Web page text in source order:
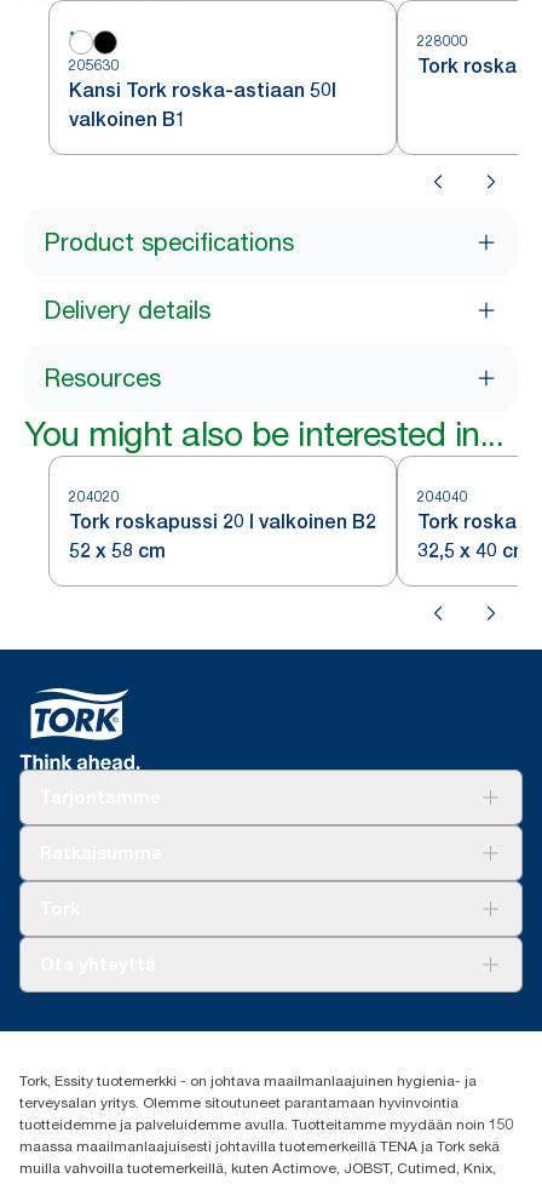
205630
Kansi Tork roska-astiaan 50l
valkoinen B1
228000
Tork roska-
Product specifications
Delivery details
Resources
You might also be interested in...
204020
Tork roskapussi 20 l valkoinen B2
52 x 58 cm
204040
Tork
32,5 x 40 cm
(+358) 9 5068 8222
Oy Essity Finland Ab
Revontulenkuja 1
02100 Espoo
Tork, Essity tuotemerkki - on johtava maailmanlaajuinen hygienia- ja
terveysalan yritys. Olemme sitoutuneet parantamaan hyvinvointia
tuotteidemme ja palveluidemme avulla. Tuotteitamme myydään noin 150
maassa maailmanlaajuisesti johtavilla tuotemerkeillä TENA ja Tork sekä
muilla vahvoilla tuotemerkeillä, kuten Actimove, JOBST, Cutimed, Knix,